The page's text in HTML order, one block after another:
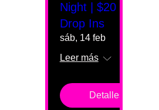
Night | $20
Drop Ins
sáb, 14 feb
Leer más
Detalles